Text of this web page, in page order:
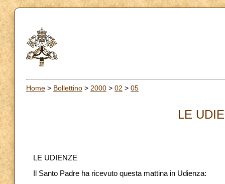
Home > Bollettino > 2000 > 02 > 05
LE
LE UDIENZE
Il Santo Padre ha ricevuto questa mattina in Udienza: